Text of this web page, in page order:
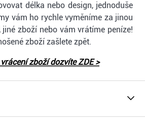
délka nebo design, jednoduše
vám ho rychle vyměníme za jinou
zboží nebo vám vrátíme peníze!
zboží zašlete zpět.
zboží dozvíte ZDE >